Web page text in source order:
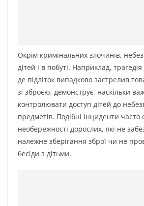
Окрім кримінальних злочинів,
дітей і в побуті. Наприклад,
де підліток випадково застрелив
зі зброєю, демонструє, наскільки
контролювати доступ дітей до
предметів. Подібні інциденти часто
необережності дорослих, які не
належне зберігання зброї чи не
бесіди з дітьми.